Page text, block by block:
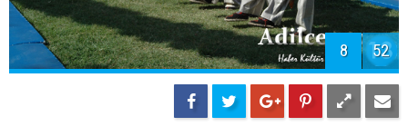
8 52